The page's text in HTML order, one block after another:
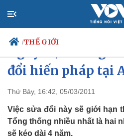
/THẾ GIỚI
Chính trị
Đảng
Tổ chức nhân sự
Quốc hội
đổi hiến pháp tại
Thứ Bảy, 16:42, 05/03/2011
Việc sửa đổi này sẽ giới hạn
Tổng thống nhiều nhất là hai
sẽ kéo dài 4 năm.